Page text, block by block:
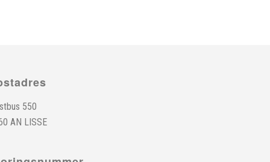
550
AN LISSE